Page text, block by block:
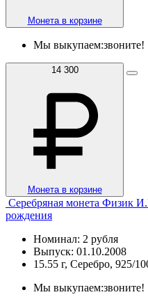
Монета в корзине
Мы выкупаем:звоните!
14 300
Монета в корзине
Серебряная монета Физик
рождения
Номинал: 2 рубля
Выпуск: 01.10.2008
15.55 г, Серебро, 925/
Мы выкупаем:звоните!